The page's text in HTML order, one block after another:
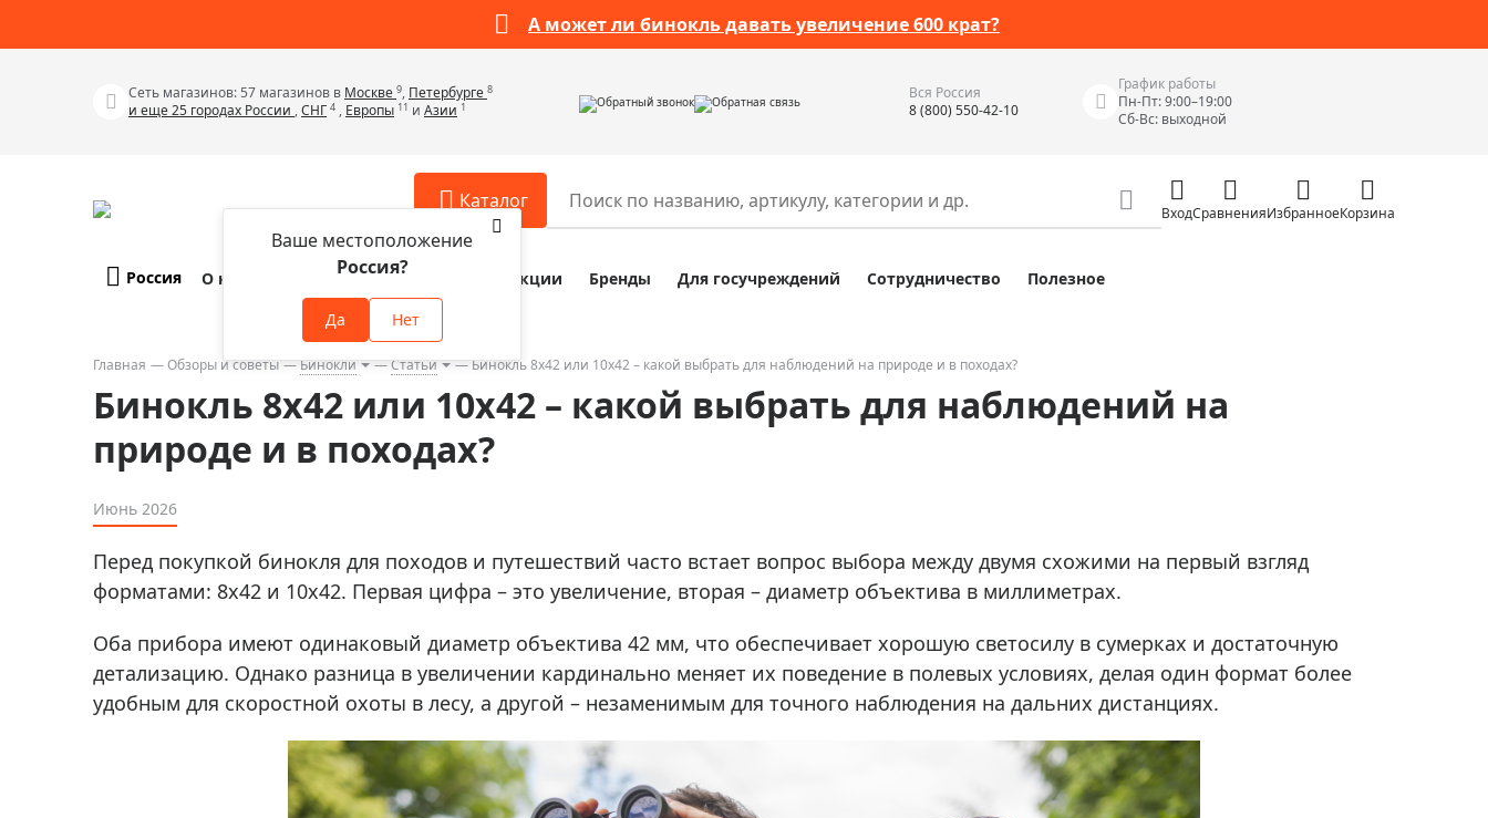
А может ли бинокль давать увеличение 600 крат?
Сеть магазинов: 57 магазинов в Москве 9, Петербурге 8
и еще 25 городах России ,СНГ 4 , Европы 11 и Азии 1 Обратный звонок Обратная связь
Вся Россия
8 (800) 550-42-10
График работы
Пн-Пт: 9:00–19:00
Сб-Вс: выходной
Каталог
Телескопы
Бинокли
Зрительные трубы
Лупы
Приборы ночного видения
Тепловизоры
Прицелы
Фотогаджеты
Метеостанции, барометры, часы
Оптика для детей Levenhuk LabZZ
Аксессуары для микроскопов
Аксессуары для зрительных труб
Аксессуары для биноклей
Аксессуары для луп
Распродажа
Распродажа оптики по специальным
Распродажа выставочных образцов
Разное
Компасы
Наборы исследователя Bresser Junior
Наборы для химических опытов
Штативы
Сумки, кейсы, чехлы
Средства для очистки оптики
Трихинеллоскопы
Карты, постеры, литература
Измерительные инструменты
Цифровые уровни и угломеры
Детекторы проводки
Влагомеры (датчики влажности)
Лазерные дальномеры
Измерители параметров окружающей
Видеоэндоскопы
Курвиметры
ВходСравненияИзбранноеКорзина
Россия
Ваше местоположение
Россия?
Да Нет
О компании Оплата и доставка Акции Бренды Для госучреждений Сотрудничество Полезное
Главная Обзоры и советы Бинокли Статьи Бинокль 8x42 или 10x42 – какой выбрать для наблюдений на природе и в походах?
Бинокль 8x42 или 10x42 – какой выбрать для наблюдений на
природе и в походах?
Июнь 2026
Перед покупкой бинокля для походов и путешествий часто встает вопрос выбора между двумя схожими на первый взгляд
форматами: 8x42 и 10x42. Первая цифра – это увеличение, вторая – диаметр объектива в миллиметрах.
Оба прибора имеют одинаковый диаметр объектива 42 мм, что обеспечивает хорошую светосилу в сумерках и достаточную
детализацию. Однако разница в увеличении кардинально меняет их поведение в полевых условиях, делая один формат более
удобным для скоростной охоты в лесу, а другой – незаменимым для точного наблюдения на дальних дистанциях.